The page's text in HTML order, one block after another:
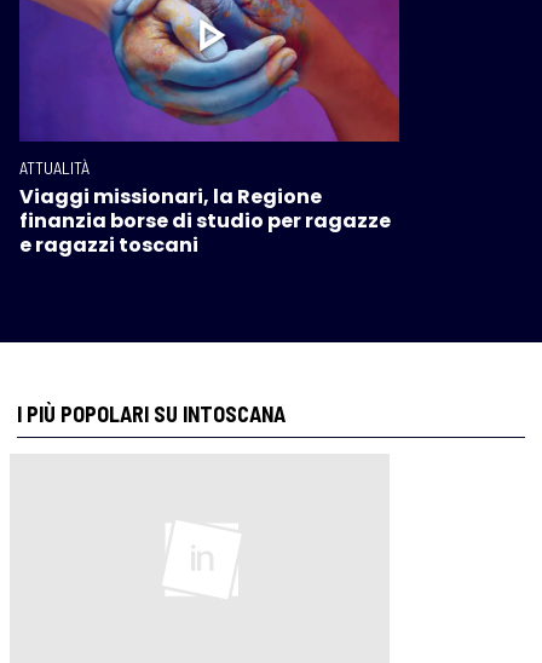
ATTUALITÀ
Viaggi missionari, la Regione
finanzia borse di studio per ragazze
e ragazzi toscani
I PIÙ POPOLARI SU INTOSCANA